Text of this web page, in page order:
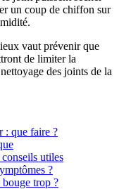
un coup de chiffon sur
vaut prévenir que
de limiter la
des joints de la
: que faire ?
utiles
?
trop ?